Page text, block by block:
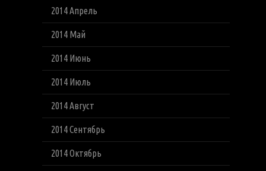
2014 Апрель
2014 Май
2014 Июнь
2014 Июль
2014 Август
2014 Сентябрь
2014 Октябрь